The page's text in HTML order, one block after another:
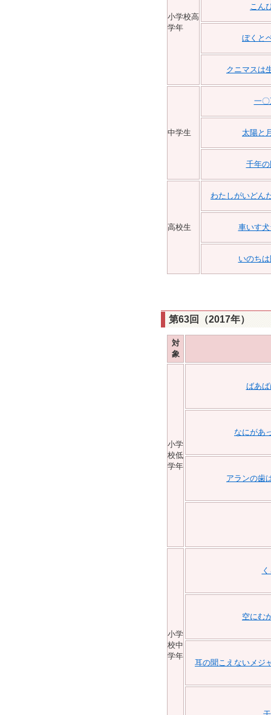
小学校高
学年
こん
ぼくと
クニマスは
中学生
一
太陽と
千年
高校生
わたしがいどん
車いす
いのち
第63回（2017年）
対
象
小学
校低
学年
ばあ
なにがあ
アランの歯
小学
校中
学年
空にむ
耳の聞こえないメジ